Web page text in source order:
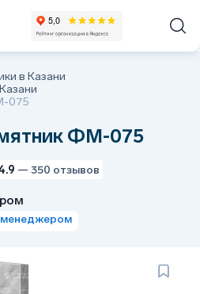
в Казани
075
ФМ-075
— 350 отзывов
менеджером